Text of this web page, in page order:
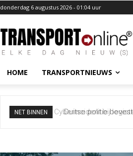
donderdag 6 augustus 2026 - 01:04 uur
HOME TRANSPORTNIEUWS
NET BINNEN Duitse politie